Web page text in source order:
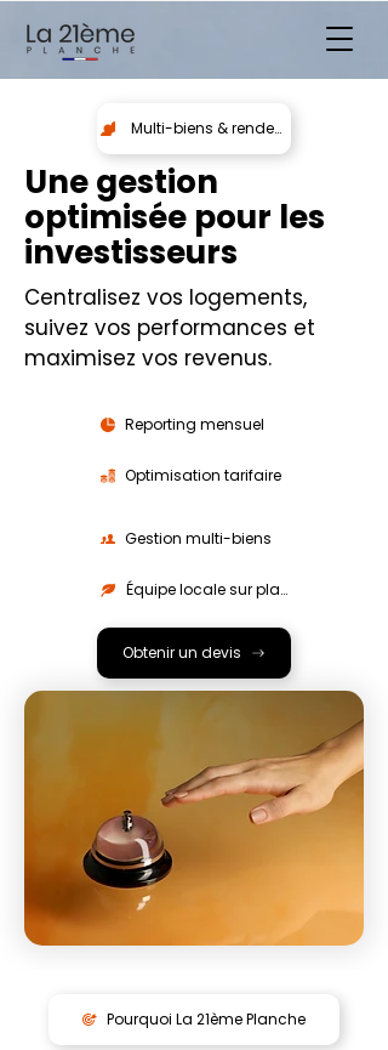
Multi-biens & rendement locatif
Une gestion
optimisée pour les
investisseurs
Centralisez vos logements,
suivez vos performances et
maximisez vos revenus.
Reporting mensuel
Optimisation tarifaire
Gestion multi-biens
Équipe locale sur place
Obtenir un devis
Pourquoi La 21ème Planche